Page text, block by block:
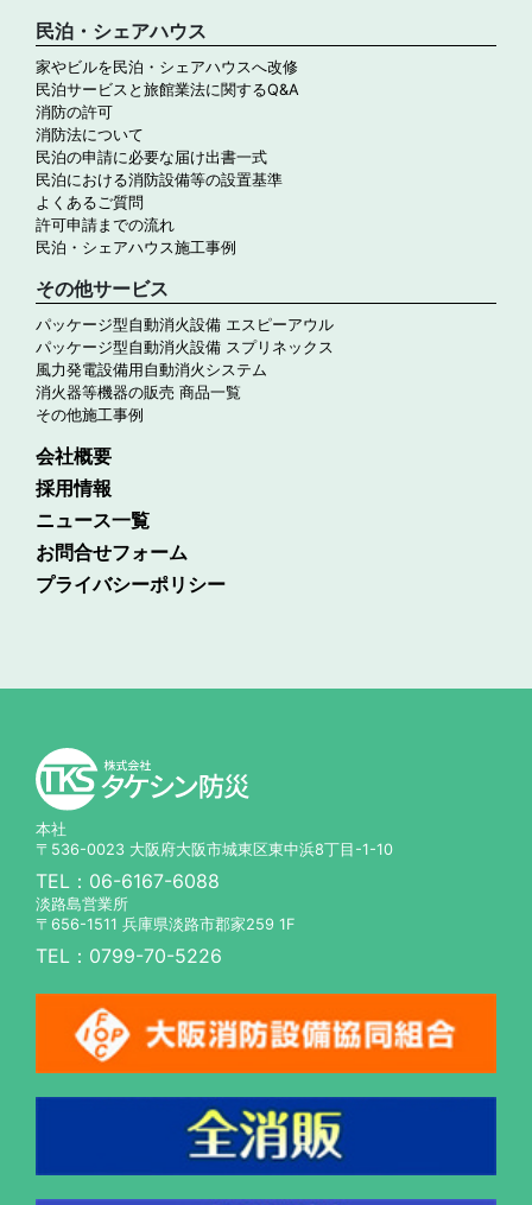
民泊・シェアハウス
家やビルを民泊・シェアハウスへ改修
民泊サービスと旅館業法に関するQ&A
消防の許可
消防法について
民泊の申請に必要な届け出書一式
民泊における消防設備等の設置基準
よくあるご質問
許可申請までの流れ
民泊・シェアハウス施工事例
その他サービス
パッケージ型自動消火設備 エスピーアウル
パッケージ型自動消火設備 スプリネックス
風力発電設備用自動消火システム
消火器等機器の販売 商品一覧
その他施工事例
会社概要
採用情報
ニュース一覧
お問合せフォーム
プライバシーポリシー
本社
〒536-0023 大阪府大阪市城東区東中浜8丁目-1-10
TEL： 06-6167-6088
淡路島営業所
〒656-1511 兵庫県淡路市郡家259 1F
TEL： 0799-70-5226